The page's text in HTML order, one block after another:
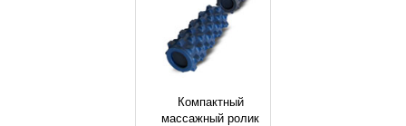
Компактный
массажный ролик